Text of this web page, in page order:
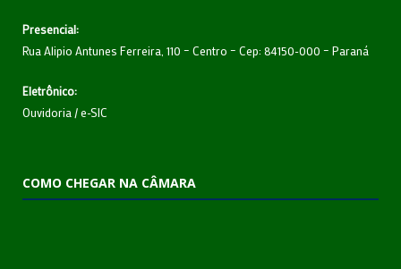
Presencial:
Rua Alipio Antunes Ferreira, 110 – Centro – Cep: 84150-000 – Paraná
Eletrônico:
Ouvidoria /e-SIC
COMO CHEGAR NA CÂMARA